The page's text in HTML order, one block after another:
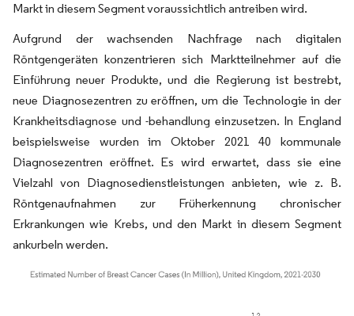
Markt in diesem Segment voraussichtlich antreiben wird.
Aufgrund der wachsenden Nachfrage nach digitalen
Röntgengeräten konzentrieren sich Marktteilnehmer auf die
Einführung neuer Produkte, und die Regierung ist bestrebt,
neue Diagnosezentren zu eröffnen, um die Technologie in der
Krankheitsdiagnose und -behandlung einzusetzen. In England
beispielsweise wurden im Oktober 2021 40 kommunale
Diagnosezentren eröffnet. Es wird erwartet, dass sie eine
Vielzahl von Diagnosedienstleistungen anbieten, wie z. B.
Röntgenaufnahmen zur Früherkennung chronischer
Erkrankungen wie Krebs, und den Markt in diesem Segment
ankurbeln werden.